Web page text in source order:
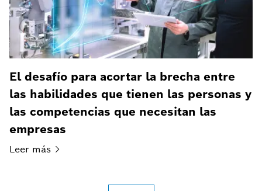
El desafío para acortar la brecha entre
las habilidades que tienen las personas y
las competencias que necesitan las
empresas
Leer más